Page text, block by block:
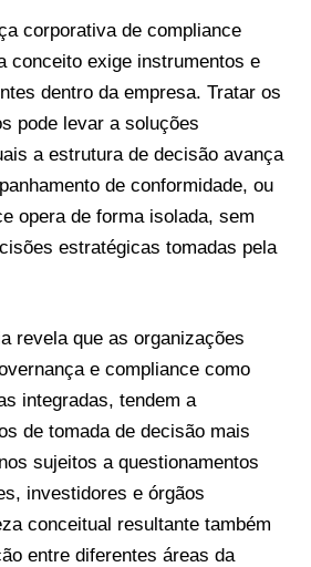
corporativa de compliance
conceito exige instrumentos e
dentro da empresa. Tratar os
pode levar a soluções
a estrutura de decisão avança
de conformidade, ou
opera de forma isolada, sem
estratégicas tomadas pela
revela que as organizações
e compliance como
integradas, tendem a
de tomada de decisão mais
sujeitos a questionamentos
investidores e órgãos
conceitual resultante também
entre diferentes áreas da